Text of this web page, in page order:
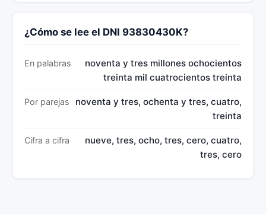
¿Cómo se lee el DNI 93830430K?
En palabras
noventa y tres millones ochocientos
treinta mil cuatrocientos treinta
Por parejas
noventa y tres, ochenta y tres, cuatro,
treinta
Cifra a cifra
nueve, tres, ocho, tres, cero, cuatro,
tres, cero